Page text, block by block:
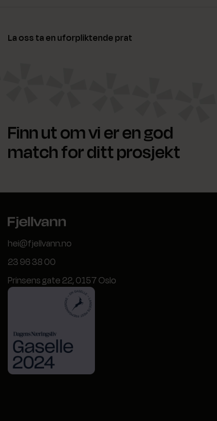
La oss ta en uforpliktende prat
Finn ut om vi er en god
match for ditt prosjekt
hei@fjellvann.no
23 96 38 00
Prinsens gate 22, 0157 Oslo